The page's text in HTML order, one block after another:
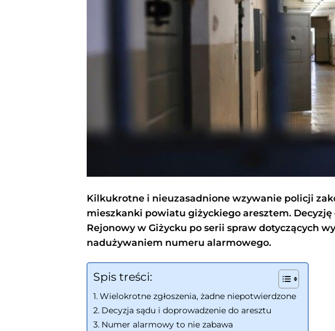
Kilkukrotne i nieuzasadnione wzywanie policji
mieszkanki powiatu giżyckiego aresztem. Decyzję
Rejonowy w Giżycku po serii spraw dotyczących
nadużywaniem numeru alarmowego.
Spis treści:
Wielokrotne zgłoszenia, żadne niepotwierdzone
Decyzja sądu i doprowadzenie do aresztu
Numer alarmowy to nie zabawa